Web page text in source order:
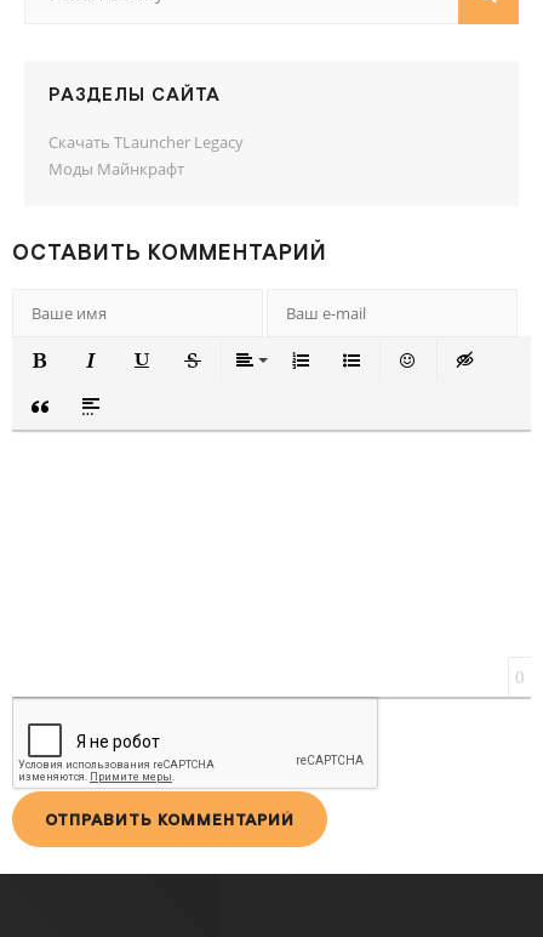
РАЗДЕЛЫ САЙТА
Скачать TLauncher Legacy
Моды Майнкрафт
ОСТАВИТЬ КОММЕНТАРИЙ
ВСТАВКА ЦИТАТЫ
ВСТАВКА СПОЙЛЕРА
0
ОТПРАВИТЬ КОММЕНТАРИЙ